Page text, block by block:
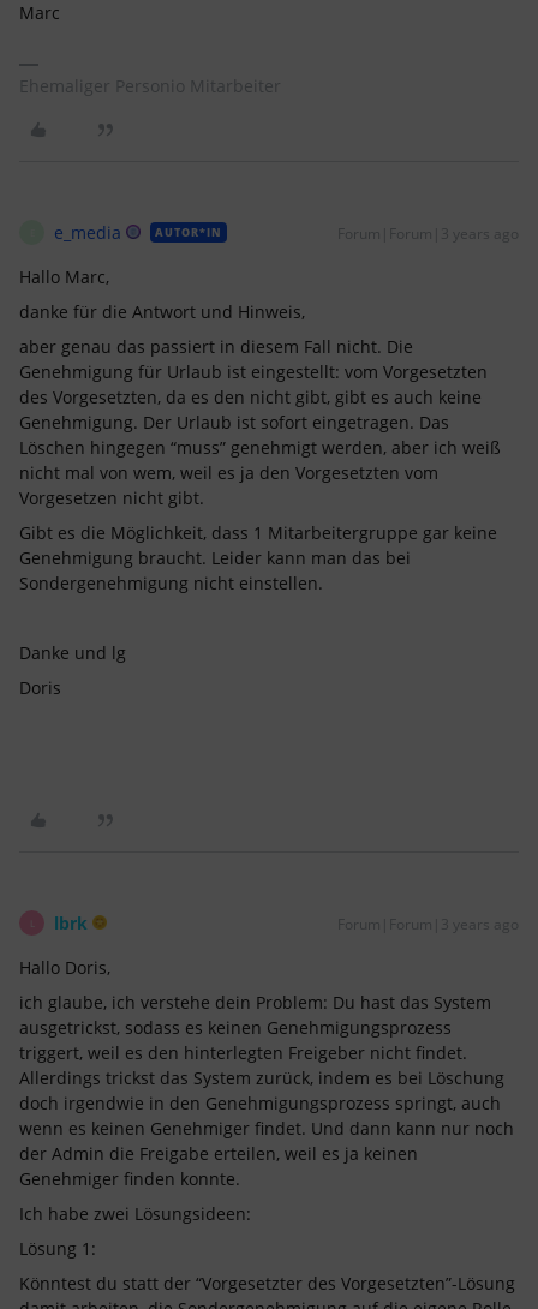
Marc
Ehemaliger Personio Mitarbeiter
e_media AUTOR*IN Forum|Forum|3 years ago
Hallo Marc,
danke für die Antwort und Hinweis,
aber genau das passiert in diesem Fall nicht. Die
Genehmigung für Urlaub ist eingestellt: vom Vorgesetzten
des Vorgesetzten, da es den nicht gibt, gibt es auch keine
Genehmigung. Der Urlaub ist sofort eingetragen. Das
Löschen hingegen “muss” genehmigt werden, aber ich weiß
nicht mal von wem, weil es ja den Vorgesetzten vom
Vorgesetzen nicht gibt.
Gibt es die Möglichkeit, dass 1 Mitarbeitergruppe gar keine
Genehmigung braucht. Leider kann man das bei
Sondergenehmigung nicht einstellen.
Danke und lg
Doris
lbrk Forum|Forum|3 years ago
Hallo Doris,
ich glaube, ich verstehe dein Problem: Du hast das System
ausgetrickst, sodass es keinen Genehmigungsprozess
triggert, weil es den hinterlegten Freigeber nicht findet.
Allerdings trickst das System zurück, indem es bei Löschung
doch irgendwie in den Genehmigungsprozess springt, auch
wenn es keinen Genehmiger findet. Und dann kann nur noch
der Admin die Freigabe erteilen, weil es ja keinen
Genehmiger finden konnte.
Ich habe zwei Lösungsideen:
Lösung 1:
Könntest du statt der “Vorgesetzter des Vorgesetzten”-Lösung